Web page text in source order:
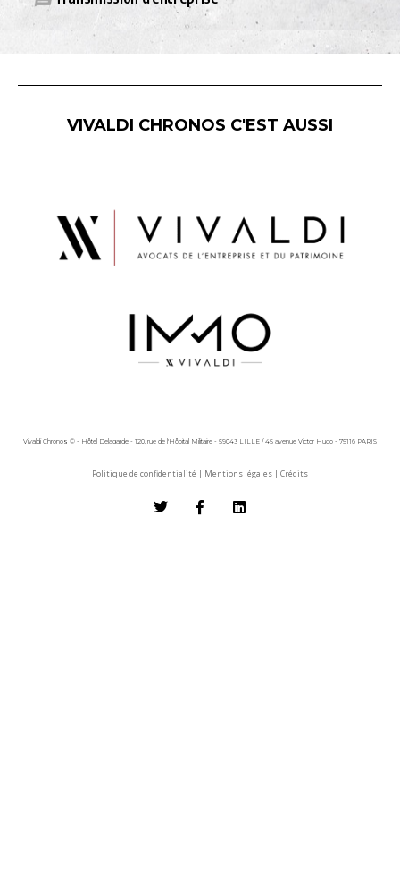
VIVALDI CHRONOS C'EST AUSSI
Vivaldi Chronos © - Hôtel Delagarde - 120, rue de l'Hôpital Militaire - 59043 LILLE / 45 avenue Victor Hugo - 75116 PARIS
Politique de confidentialité | Mentions légales | Crédits